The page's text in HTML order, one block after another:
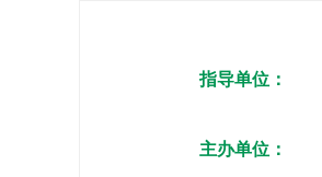
主办单位：
指导单位：